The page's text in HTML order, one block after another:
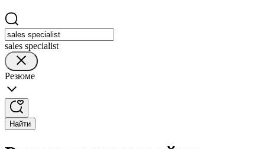
sales specialist
Резюме
Найти